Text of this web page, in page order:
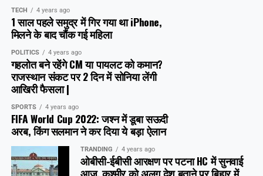
TECH 4 years ago
1 साल पहले समुद्र में गिर गया था iPhone,
मिलने के बाद चौंक गई महिला
POLITICS 4 years ago
गहलोत बने रहेंगे CM या पायलट को कमान?
राजस्थान संकट पर 2 दिन में सोनिया लेंगी
आखिरी फैसला |
SPORTS 4 years ago
FIFA World Cup 2022: जश्न में डूबा सऊदी
अरब, क‍िंग सलमान ने कर दिया ये बड़ा ऐलान
TRANDING 4 years ago
ओबीसी-ईबीसी आरक्षण पर पटना HC में सुनवाई